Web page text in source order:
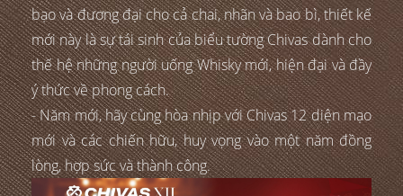
bạo và đương đại cho cả chai, nhãn và bao bì, thiết kế
mới này là sự tái sinh của biểu tường Chivas dành cho
thế hệ những người uống Whisky mới, hiện đại và đầy
ý thức về phong cách.
- Năm mới, hãy cùng hòa nhịp với Chivas 12 diện mạo
mới và các chiến hữu, huy vọng vào một năm đồng
lòng, hợp sức và thành công.